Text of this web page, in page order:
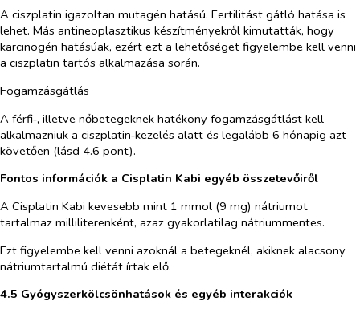
A ciszplatin igazoltan mutagén hatású. Fertilitást gátló hatása is
lehet. Más antineoplasztikus készítményekről kimutatták, hogy
karcinogén hatásúak, ezért ezt a lehetőséget figyelembe kell venni
a ciszplatin tartós alkalmazása során.
Fogamzásgátlás
A férfi‑, illetve nőbetegeknek hatékony fogamzásgátlást kell
alkalmazniuk a ciszplatin‑kezelés alatt és legalább 6 hónapig azt
követően (lásd 4.6 pont).
Fontos információk a Cisplatin Kabi egyéb összetevőiről
A Cisplatin Kabi kevesebb mint 1 mmol (9 mg) nátriumot
tartalmaz milliliterenként, azaz gyakorlatilag nátriummentes.
Ezt figyelembe kell venni azoknál a betegeknél, akiknek alacsony
nátriumtartalmú diétát írtak elő.
4.5 Gyógyszerkölcsönhatások és egyéb interakciók